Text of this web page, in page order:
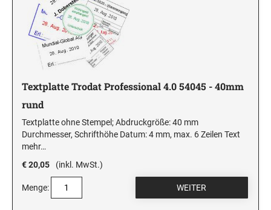
Textplatte Trodat Professional 4.0 54045 - 40mm
rund
Textplatte ohne Stempel; Abdruckgröße: 40 mm
Durchmesser, Schrifthöhe Datum: 4 mm, max. 6 Zeilen Text
mehr…
€ 20,05
(inkl. MwSt.)
Menge: